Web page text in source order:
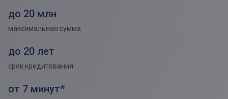
до 20 млн
максимальная сумма
до 20 лет
срок кредитования
от 7 минут*